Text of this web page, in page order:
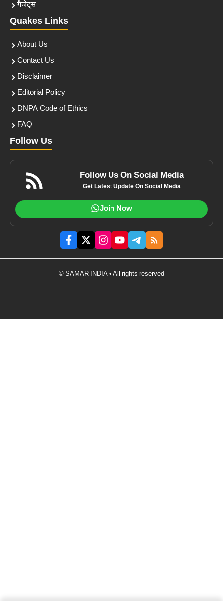
गैजेट्स
Quakes Links
About Us
Contact Us
Disclaimer
Editorial Policy
DNPA Code of Ethics
FAQ
Follow Us
Follow Us On Social Media
Get Latest Update On Social Media
Join Now
© SAMAR INDIA • All rights reserved